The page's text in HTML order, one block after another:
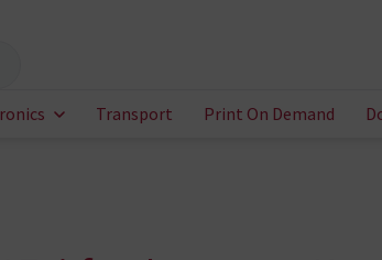
Transport Print On Demand